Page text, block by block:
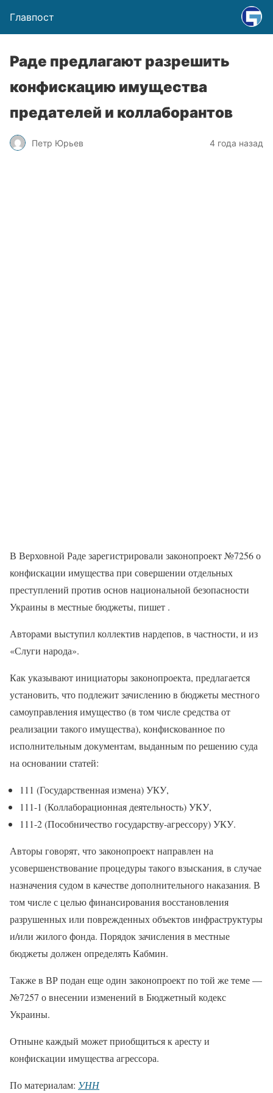
Главпост
Раде предлагают разрешить
конфискацию имущества
предателей и коллаборантов
Петр Юрьев 4 года назад
В Верховной Раде зарегистрировали законопроект №7256 о
конфискации имущества при совершении отдельных
преступлений против основ национальной безопасности
Украины в местные бюджеты, пишет .
Авторами выступил коллектив нардепов, в частности, и из
«Слуги народа».
Как указывают инициаторы законопроекта, предлагается
установить, что подлежит зачислению в бюджеты местного
самоуправления имущество (в том числе средства от
реализации такого имущества), конфискованное по
исполнительным документам, выданным по решению суда
на основании статей:
111 (Государственная измена) УКУ,
111-1 (Коллаборационная деятельность) УКУ,
111-2 (Пособничество государству-агрессору) УКУ.
Авторы говорят, что законопроект направлен на
усовершенствование процедуры такого взыскания, в случае
назначения судом в качестве дополнительного наказания. В
том числе с целью финансирования восстановления
разрушенных или поврежденных объектов инфраструктуры
и/или жилого фонда. Порядок зачисления в местные
бюджеты должен определять Кабмин.
Также в ВР подан еще один законопроект по той же теме —
№7257 о внесении изменений в Бюджетный кодекс
Украины.
Отныне каждый может приобщиться к аресту и
конфискации имущества агрессора.
По материалам: УНН